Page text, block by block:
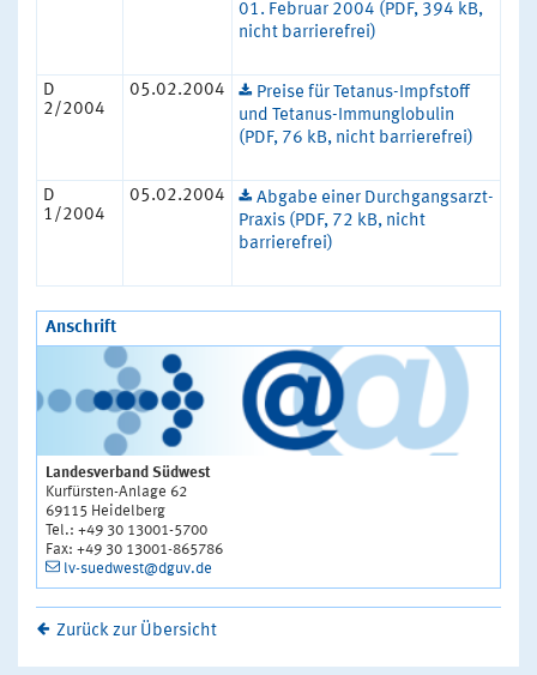
01. Februar 2004 (PDF, 394 kB,
nicht barrierefrei)
D
2/2004
05.02.2004
Preise für Tetanus-Impfstoff
und Tetanus-Immunglobulin
(PDF, 76 kB, nicht barrierefrei)
D
1/2004
05.02.2004
Abgabe einer Durchgangsarzt-
Praxis (PDF, 72 kB, nicht
barrierefrei)
Anschrift
Landesverband Südwest
Kurfürsten-Anlage 62
69115 Heidelberg
Tel.: +49 30 13001-5700
Fax: +49 30 13001-865786
lv-suedwest@dguv.de
Zurück zur Übersicht